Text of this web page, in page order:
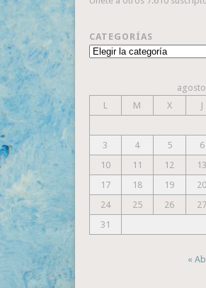
CATEGORÍAS
Categorías
L
M X J
3
4 5 6
10
11 12 13
17
18 19 20
24
25 26 27
31
«